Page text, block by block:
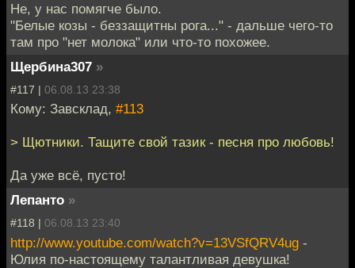
Не, у нас помягче было.
"Белые козы - беззащитны рога..." - дальше чего-то
там про "нет молока" или что-то похожее.
Щербина307 »
#117 | 06.08.13 23:38
Кому: Завсклад, #113
> Щютники. Тащите свой тазик - песня про любовь!
Да уже всё, пусто!
Лепанто »
#118 | 06.08.13 23:40
http://www.youtube.com/watch?v=13VSfQRV4ug -
Юлия по-настоящему талантливая девушка!